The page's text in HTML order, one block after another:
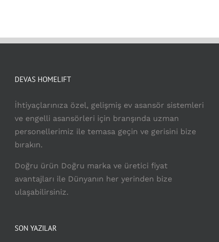
DEVAS HOMELIFT
İhtiyaçlarınıza özel, gelişmiş ev asansör sistemleri
ve engelli asansörleri için branşında uzman
personellerimiz ile temasa geçin ve gerisini bize
bırakın.
Doğru ürün Doğru marka ve üretici fiyat
avantajları ile Dünyanın her yerinden bize
ulaşabilirsiniz.
SON YAZILAR